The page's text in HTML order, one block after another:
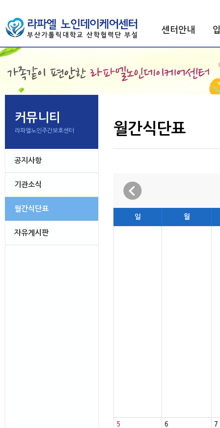
센터안내
커뮤니티
라파엘노인주간보호센터
공지사항
기관소식
월간식단표
자유게시판
월간식단표
일 월
5
6
7